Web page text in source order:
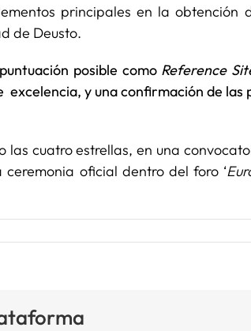
principales en la
de Deusto.
posible como Reference
y una confirmación de
las cuatro estrellas, en una
oficial dentro del foro ‘